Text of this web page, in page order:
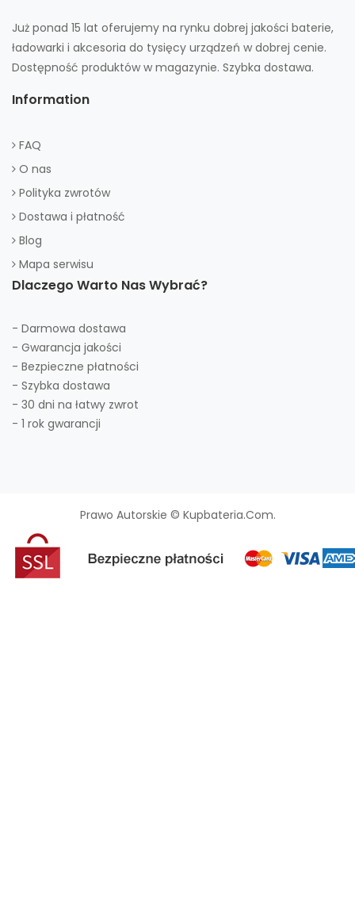
Już ponad 15 lat oferujemy na rynku dobrej jakości baterie,
ładowarki i akcesoria do tysięcy urządzeń w dobrej cenie.
Dostępność produktów w magazynie. Szybka dostawa.
Information
FAQ
O nas
Polityka zwrotów
Dostawa i płatność
Blog
Mapa serwisu
Dlaczego Warto Nas Wybrać?
- Darmowa dostawa
- Gwarancja jakości
- Bezpieczne płatności
- Szybka dostawa
- 30 dni na łatwy zwrot
- 1 rok gwarancji
Prawo Autorskie © Kupbateria.com.